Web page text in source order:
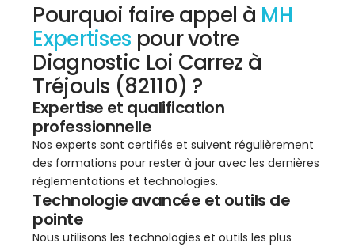
Pourquoi faire appel à MH
Expertises pour votre
Diagnostic Loi Carrez à
Tréjouls (82110) ?
Expertise et qualification
professionnelle
Nos experts sont certifiés et suivent régulièrement
des formations pour rester à jour avec les dernières
réglementations et technologies.
Technologie avancée et outils de
pointe
Nous utilisons les technologies et outils les plus